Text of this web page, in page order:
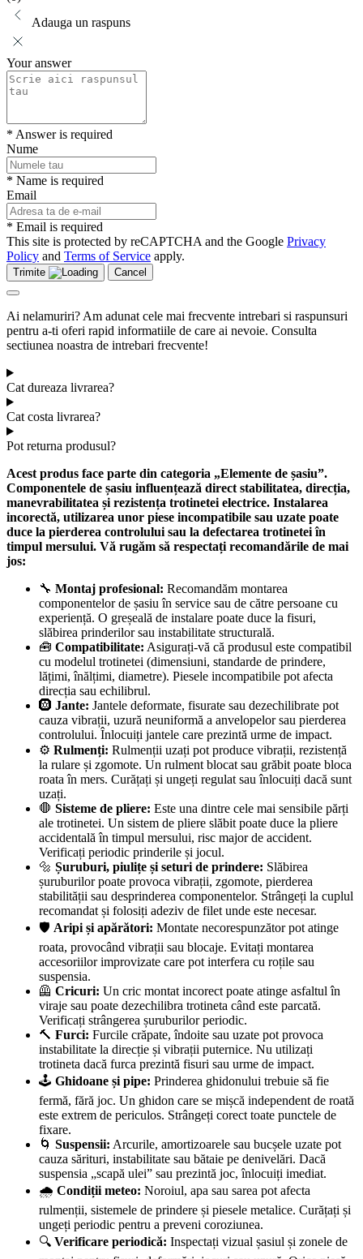
Adauga un raspuns
Your answer
* Answer is required
Nume
* Name is required
Email
* Email is required
This site is protected by reCAPTCHA and the Google Privacy
Policy and Terms of Service apply.
Trimite Cancel
Ai nelamuriri? Am adunat cele mai frecvente intrebari si raspunsuri
pentru a-ti oferi rapid informatiile de care ai nevoie. Consulta
sectiunea noastra de intrebari frecvente!
Cat dureaza livrarea?
Cat costa livrarea?
Pot returna produsul?
Acest produs face parte din categoria „Elemente de șasiu”.
Componentele de șasiu influențează direct stabilitatea, direcția,
manevrabilitatea și rezistența trotinetei electrice. Instalarea
incorectă, utilizarea unor piese incompatibile sau uzate poate
duce la pierderea controlului sau la defectarea trotinetei în
timpul mersului. Vă rugăm să respectați recomandările de mai
jos:
🔧 Montaj profesional: Recomandăm montarea
componentelor de șasiu în service sau de către persoane cu
experiență. O greșeală de instalare poate duce la fisuri,
slăbirea prinderilor sau instabilitate structurală.
🧰 Compatibilitate: Asigurați-vă că produsul este compatibil
cu modelul trotinetei (dimensiuni, standarde de prindere,
lățimi, înălțimi, diametre). Piesele incompatibile pot afecta
direcția sau echilibrul.
🛞 Jante: Jantele deformate, fisurate sau dezechilibrate pot
cauza vibrații, uzură neuniformă a anvelopelor sau pierderea
controlului. Înlocuiți jantele care prezintă urme de impact.
⚙️ Rulmenți: Rulmenții uzați pot produce vibrații, rezistență
la rulare și zgomote. Un rulment blocat sau grăbit poate bloca
roata în mers. Curățați și ungeți regulat sau înlocuiți dacă sunt
uzați.
🛑 Sisteme de pliere: Este una dintre cele mai sensibile părți
ale trotinetei. Un sistem de pliere slăbit poate duce la pliere
accidentală în timpul mersului, risc major de accident.
Verificați periodic prinderile și jocul.
🔩 Șuruburi, piulițe și seturi de prindere: Slăbirea
șuruburilor poate provoca vibrații, zgomote, pierderea
stabilității sau desprinderea componentelor. Strângeți la cuplul
recomandat și folosiți adeziv de filet unde este necesar.
🛡️ Aripi și apărători: Montate necorespunzător pot atinge
roata, provocând vibrații sau blocaje. Evitați montarea
accesoriilor improvizate care pot interfera cu roțile sau
suspensia.
🦺 Cricuri: Un cric montat incorect poate atinge asfaltul în
viraje sau poate dezechilibra trotineta când este parcată.
Verificați strângerea șuruburilor periodic.
🔨 Furci: Furcile crăpate, îndoite sau uzate pot provoca
instabilitate la direcție și vibrații puternice. Nu utilizați
trotineta dacă furca prezintă fisuri sau urme de impact.
🕹️ Ghidoane și pipe: Prinderea ghidonului trebuie să fie
fermă, fără joc. Un ghidon care se mișcă independent de roată
este extrem de periculos. Strângeți corect toate punctele de
fixare.
🌀 Suspensii: Arcurile, amortizoarele sau bucșele uzate pot
cauza sărituri, instabilitate sau bătaie pe denivelări. Dacă
suspensia „scapă ulei” sau prezintă joc, înlocuiți imediat.
🌧️ Condiții meteo: Noroiul, apa sau sarea pot afecta
rulmenții, sistemele de prindere și piesele metalice. Curățați și
ungeți periodic pentru a preveni coroziunea.
🔍 Verificare periodică: Inspectați vizual șasiul și zonele de